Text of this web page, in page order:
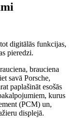
digitālās funkcijas,
pieredzi.
brauciena
savā Porsche,
paplašināt esošās
kurus
(PCM) un,
displejā.